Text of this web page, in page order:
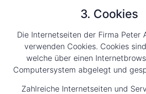
3. Cookies
Die Internetseiten der Firma Peter
verwenden Cookies. Cookies
welche über einen
Computersystem abgelegt und
Zahlreiche Internetseiten und